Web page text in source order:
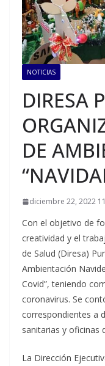
NOTICIAS
DIRESA
DE
diciembre 22, 2022
Con el objetivo de
creatividad y el
de Salud (Diresa)
Ambientación
Covid”, teniendo
coronavirus. Se
correspondientes a
sanitarias y oficinas
La Dirección